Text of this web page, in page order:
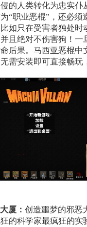
的人类转化为忠实仆
“职业恶棍”，还必须
如只在受害者独处时
且绝对不伤害狗！一
后果。马西亚恶棍中
需安装即可直接畅玩
厦：创造噩梦的邪恶
的科学家最疯狂的实